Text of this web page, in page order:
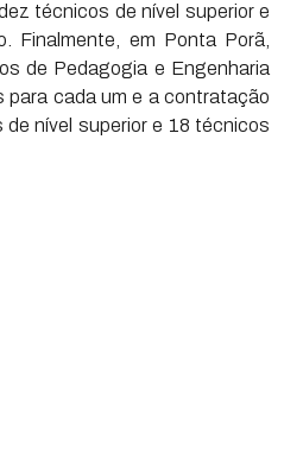
técnicos de nível superior e
Finalmente, em Ponta Porã,
de Pedagogia e Engenharia
para cada um e a contratação
nível superior e 18 técnicos